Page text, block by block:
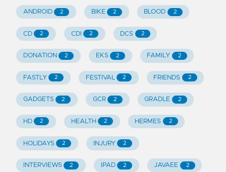
ANDROID 2 BIKE 2 BLOOD 2
CD 2 CDI 2 DCS 2
DONATION 2 EKS 2 FAMILY 2
FASTLY 2 FESTIVAL 2 FRIENDS 2
GADGETS 2 GCR 2 GRADLE 2
HD 2 HEALTH 2 HERMES 2
HOLIDAYS 2 INJURY 2
INTERVIEWS 2 IPAD 2 JAVAEE 2